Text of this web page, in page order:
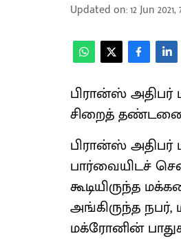
Updated on:12 Jun
பிரான்ஸ்
சிறைத் தண்டனை
பிரான்ஸ்
பார்வையிடச்
கூடியிருந்த
அங்கிருந்த
மக்ரோனின்